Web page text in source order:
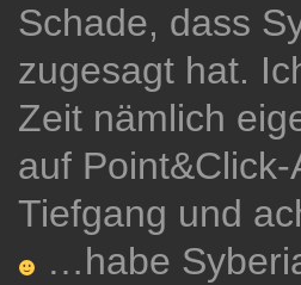
Schade, dass
zugesagt hat.
Zeit nämlich
auf
Tiefgang und
…habe